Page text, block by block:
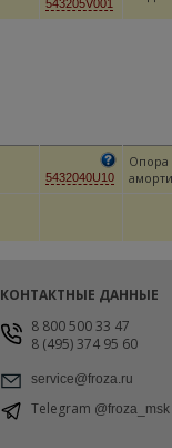
543205V001
5432040U10
Опора
КОНТАКТНЫЕ ДАННЫЕ
8 800 500 33 47
8 (495) 374 95 60
service@froza.ru
Telegram @froza_msk